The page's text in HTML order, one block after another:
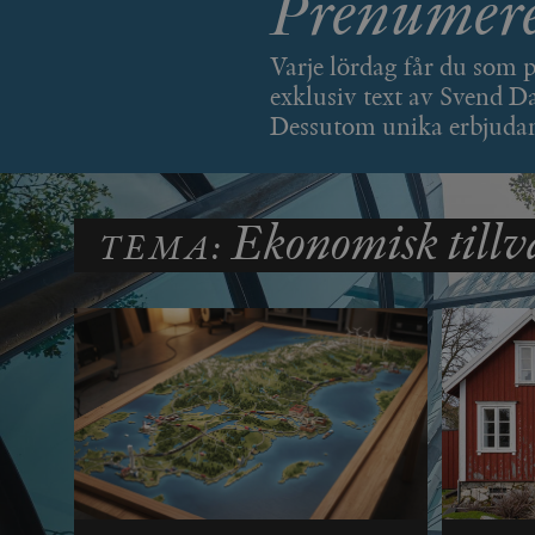
Varje lördag får du som
exklusiv text av Svend
Dessutom unika
TEMA:Ekonomisk
{32}
__cf_bm
__cf_bm
Namn
_ga
Namn
YSC
VISITOR_INFO1_LIVE